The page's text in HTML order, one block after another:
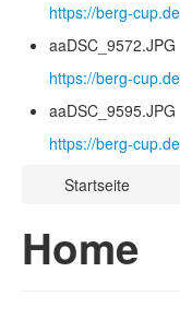
https://berg-
aaDSC_9572.JPG
https://berg-
aaDSC_9595.JPG
https://berg-
Startseite
Home